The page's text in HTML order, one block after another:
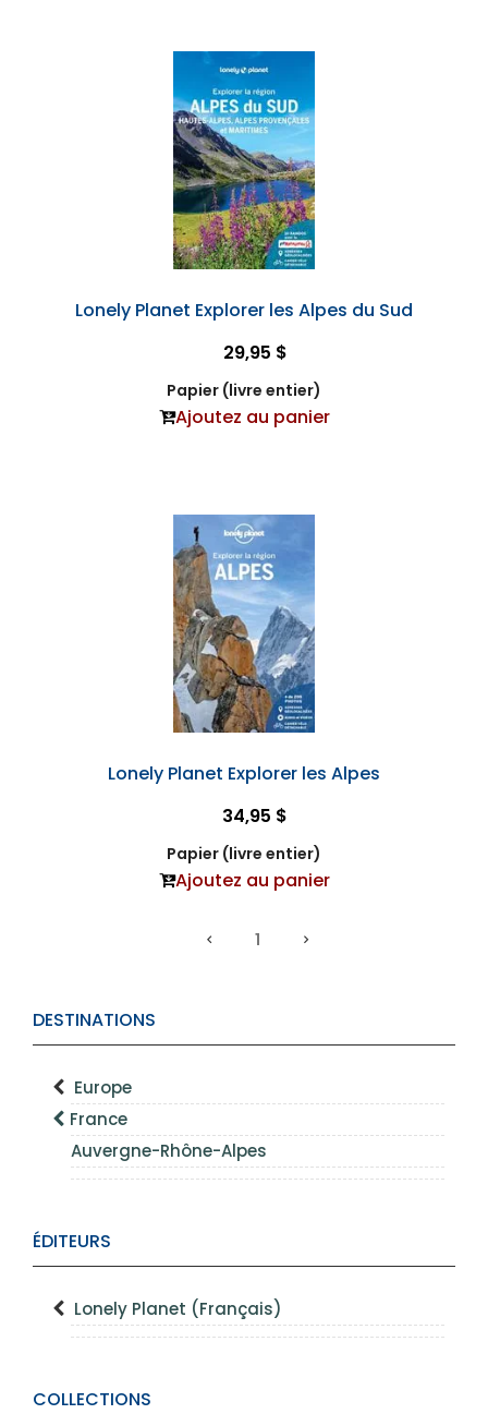
DESTINATIONS
Europe
France
Auvergne-Rhône-Alpes
ÉDITEURS
Lonely Planet (Français)
COLLECTIONS
Lonely Planet Explorer les Alpes du Sud
29,95 $
Papier (livre entier)
Ajoutez au panier
Lonely Planet Explorer les Alpes
34,95 $
Papier (livre entier)
Ajoutez au panier
1